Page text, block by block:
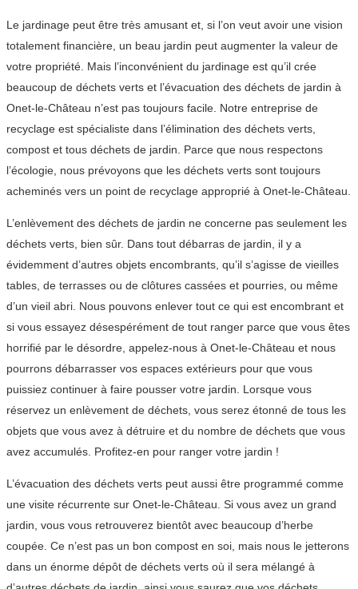
Le jardinage peut être très amusant et, si l’on veut avoir une vision
totalement financière, un beau jardin peut augmenter la valeur de
votre propriété. Mais l’inconvénient du jardinage est qu’il crée
beaucoup de déchets verts et l’évacuation des déchets de jardin à
Onet-le-Château n’est pas toujours facile. Notre entreprise de
recyclage est spécialiste dans l’élimination des déchets verts,
compost et tous déchets de jardin. Parce que nous respectons
l’écologie, nous prévoyons que les déchets verts sont toujours
acheminés vers un point de recyclage approprié à Onet-le-Château.
L’enlèvement des déchets de jardin ne concerne pas seulement les
déchets verts, bien sûr. Dans tout débarras de jardin, il y a
évidemment d’autres objets encombrants, qu’il s’agisse de vieilles
tables, de terrasses ou de clôtures cassées et pourries, ou même
d’un vieil abri. Nous pouvons enlever tout ce qui est encombrant et
si vous essayez désespérément de tout ranger parce que vous êtes
horrifié par le désordre, appelez-nous à Onet-le-Château et nous
pourrons débarrasser vos espaces extérieurs pour que vous
puissiez continuer à faire pousser votre jardin. Lorsque vous
réservez un enlèvement de déchets, vous serez étonné de tous les
objets que vous avez à détruire et du nombre de déchets que vous
avez accumulés. Profitez-en pour ranger votre jardin !
L’évacuation des déchets verts peut aussi être programmé comme
une visite récurrente sur Onet-le-Château. Si vous avez un grand
jardin, vous vous retrouverez bientôt avec beaucoup d’herbe
coupée. Ce n’est pas un bon compost en soi, mais nous le jetterons
dans un énorme dépôt de déchets verts où il sera mélangé à